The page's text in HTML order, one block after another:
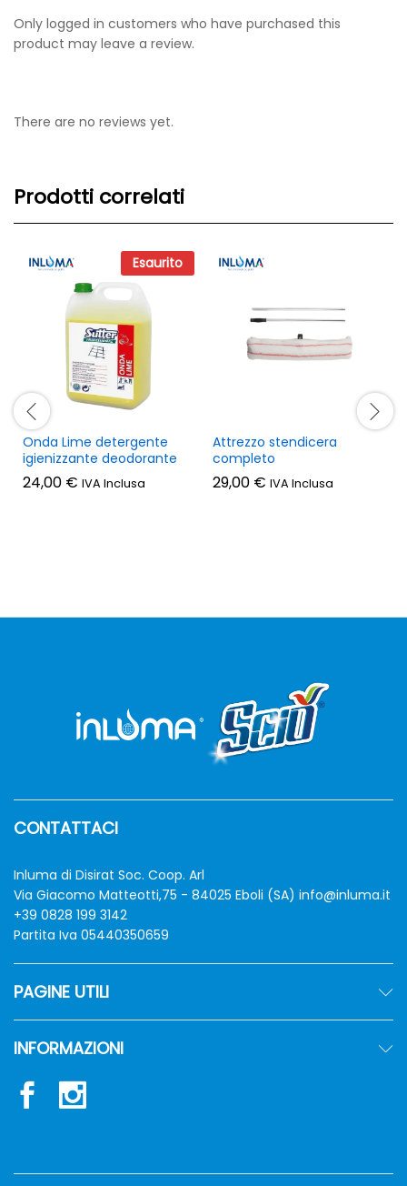
Only logged in customers who have purchased this
product may leave a review.
There are no reviews yet.
Prodotti correlati
Esaurito
Onda Lime detergente
igienizzante deodorante
24,00 € IVA Inclusa
Attrezzo stendicera
completo
29,00 € IVA Inclusa
CONTATTACI
Inluma di Disirat Soc. Coop. Arl
Via Giacomo Matteotti,75 - 84025 Eboli (SA) info@inluma.it
+39 0828 199 3142
Partita Iva 05440350659
PAGINE UTILI
INFORMAZIONI